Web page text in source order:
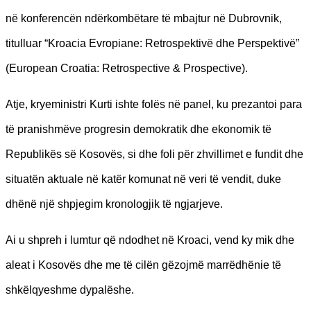
në konferencën ndërkombëtare të mbajtur në Dubrovnik,
titulluar “Kroacia Evropiane: Retrospektivë dhe Perspektivë”
(European Croatia: Retrospective & Prospective).
Atje, kryeministri Kurti ishte folës në panel, ku prezantoi para
të pranishmëve progresin demokratik dhe ekonomik të
Republikës së Kosovës, si dhe foli për zhvillimet e fundit dhe
situatën aktuale në katër komunat në veri të vendit, duke
dhënë një shpjegim kronologjik të ngjarjeve.
Ai u shpreh i lumtur që ndodhet në Kroaci, vend ky mik dhe
aleat i Kosovës dhe me të cilën gëzojmë marrëdhënie të
shkëlqyeshme dypalëshe.